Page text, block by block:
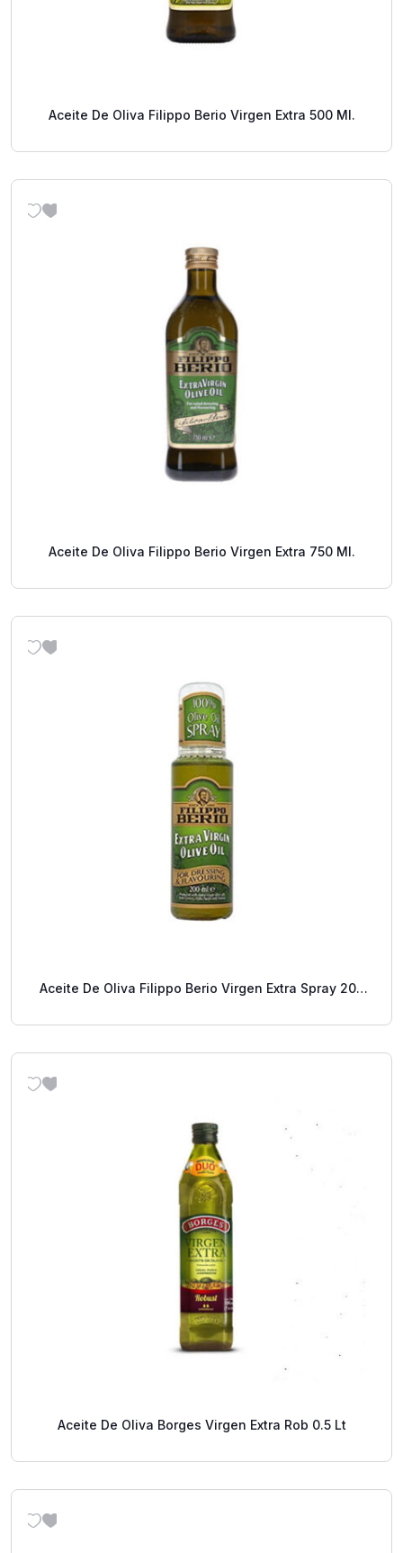
Aceite De Oliva Filippo Berio Virgen Extra 500 Ml.
Aceite De Oliva Filippo Berio Virgen Extra 750 Ml.
Aceite De Oliva Filippo Berio Virgen Extra Spray 200
Aceite De Oliva Borges Virgen Extra Rob 0.5 Lt